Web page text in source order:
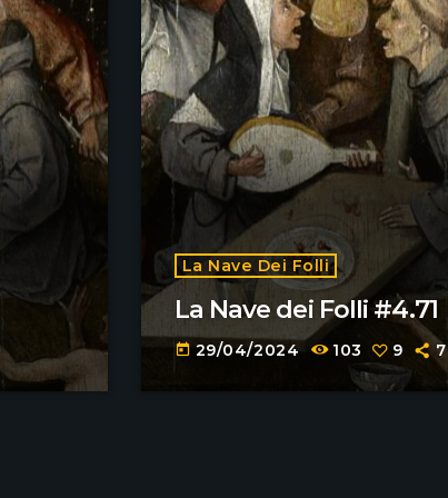
La Nave Dei Folli
La Nave dei Folli #4.71
today 29/04/2024 103 9 7